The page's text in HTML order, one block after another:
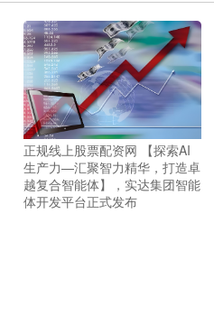
正规线上股票配资网 【探索AI
生产力—汇聚智力精华，打造卓
越复合智能体】，实达集团智能
体开发平台正式发布